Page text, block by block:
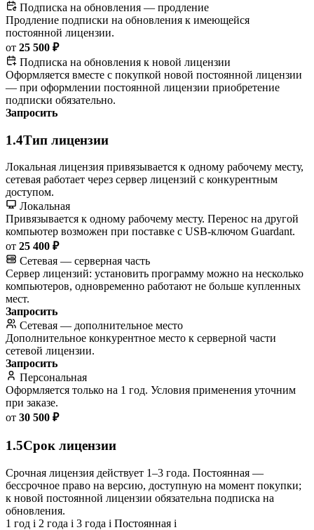
Подписка на обновления — продление
Продление подписки на обновления к имеющейся
постоянной лицензии.
от 25 500 ₽
Подписка на обновления к новой лицензии
Оформляется вместе с покупкой новой постоянной лицензии
— при оформлении постоянной лицензии приобретение
подписки обязательно.
Запросить
1.4Тип лицензии
Локальная лицензия привязывается к одному рабочему месту,
сетевая работает через сервер лицензий с конкурентным
доступом.
Локальная
Привязывается к одному рабочему месту. Перенос на другой
компьютер возможен при поставке с USB-ключом Guardant.
от 25 400 ₽
Сетевая — серверная часть
Сервер лицензий: установить программу можно на несколько
компьютеров, одновременно работают не больше купленных
мест.
Запросить
Сетевая — дополнительное место
Дополнительное конкурентное место к серверной части
сетевой лицензии.
Запросить
Персональная
Оформляется только на 1 год. Условия применения уточним
при заказе.
от 30 500 ₽
1.5Срок лицензии
Срочная лицензия действует 1–3 года. Постоянная —
бессрочное право на версию, доступную на момент покупки;
к новой постоянной лицензии обязательна подписка на
обновления.
1 год i 2 года i 3 года i Постоянная i